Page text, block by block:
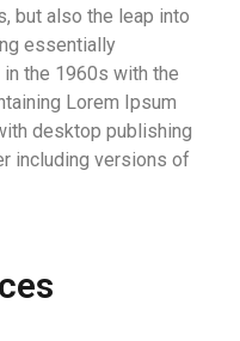
but also the leap into
essentially
the 1960s with the
Lorem Ipsum
desktop publishing
including versions of